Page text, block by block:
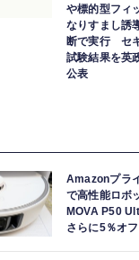
や標的型フィ
なりすまし誘
断で実行 セ
試験結果を英
公表
Amazonプラ
で高性能ロボ
MOVA P50
さらに5％オ